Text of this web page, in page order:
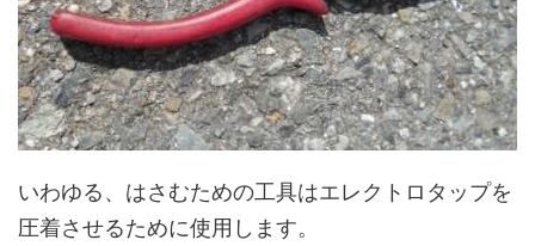
いわゆる、はさむための工具はエレクトロタップを
圧着させるために使用します。